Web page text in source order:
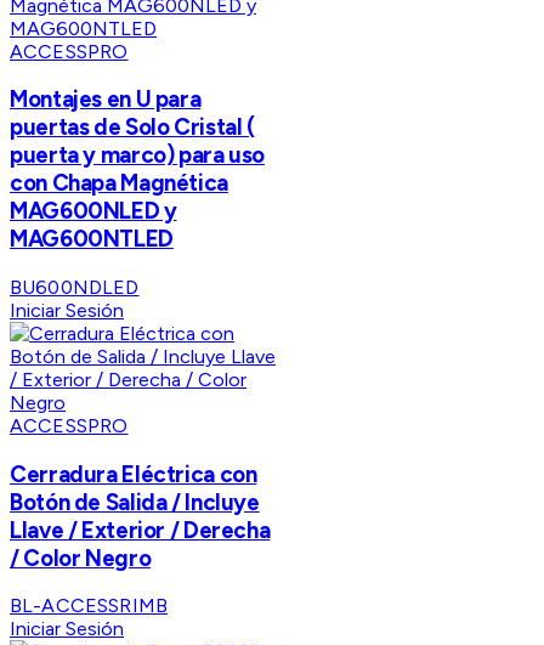
ACCESSPRO
Montajes en U para
puertas de Solo Cristal (
puerta y marco) para uso
con Chapa Magnética
MAG600NLED y
MAG600NTLED
BU600NDLED
Iniciar Sesión
ACCESSPRO
Cerradura Eléctrica con
Botón de Salida / Incluye
Llave / Exterior / Derecha
/ Color Negro
BL-ACCESSRIMB
Iniciar Sesión